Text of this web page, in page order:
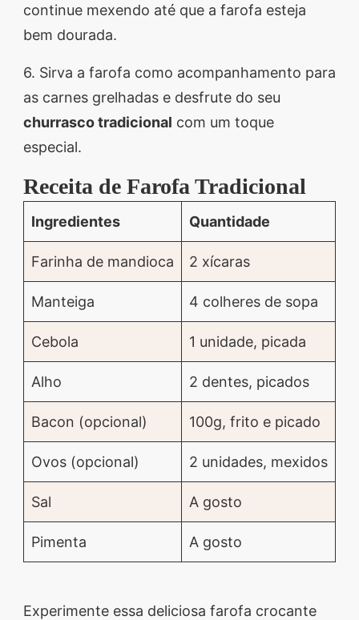
continue mexendo até que a farofa esteja
bem dourada.
6. Sirva a farofa como acompanhamento para
as carnes grelhadas e desfrute do seu
churrasco tradicional com um toque
especial.
Receita de Farofa Tradicional
Ingredientes Quantidade
Farinha de mandioca 2 xícaras
Manteiga 4 colheres de sopa
Cebola 1 unidade, picada
Alho 2 dentes, picados
Bacon (opcional) 100g, frito e picado
Ovos (opcional) 2 unidades, mexidos
Sal A gosto
Pimenta A gosto
Experimente essa deliciosa farofa crocante